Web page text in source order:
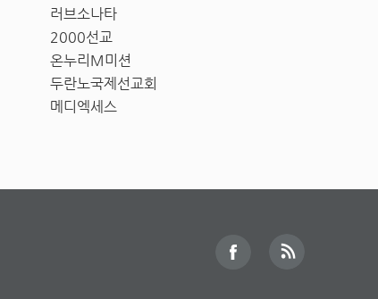
러브소나타
2000선교
온누리M미션
두란노국제선교회
메디엑세스